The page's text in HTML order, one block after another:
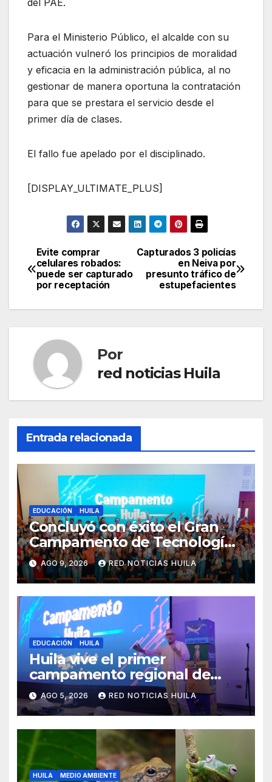
del PAE.
Para el Ministerio Público, el alcalde con su
actuación vulneró los principios de moralidad
y eficacia en la administración pública, al no
gestionar de manera oportuna la contratación
para que se prestara el servicio desde el
primer día de clases.
El fallo fue apelado por el disciplinado.
[DISPLAY_ULTIMATE_PLUS]
Navegación
de
entradas
Capturados 3 policías
en Neiva por
presunto tráfico de
estupefacientes
Evite comprar
celulares robados:
puede ser capturado
por receptación
Por
red noticias Huila
Entrada relacionada
EDUCACIÓN HUILA
Concluyó con éxito el Gran
Campamento de Tecnologías
para Aprender
AGO 9, 2026 RED NOTICIAS HUILA
EDUCACIÓN HUILA
Huila vive el primer
campamento regional de
Tecnologías Para Aprender
AGO 5, 2026 RED NOTICIAS HUILA
HUILA MEDIO AMBIENTE